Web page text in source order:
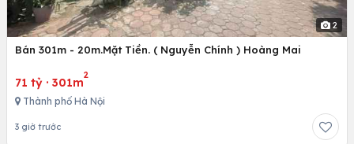
2
Bán 301m - 20m.Mặt Tiền. ( Nguyễn Chính ) Hoàng Mai
71 tỷ · 301m
2
Thành phố Hà Nội
3 giờ trước